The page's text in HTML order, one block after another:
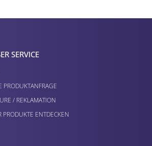
SERVICE
PRODUKTANFRAGE
/ REKLAMATION
PRODUKTE ENTDECKEN